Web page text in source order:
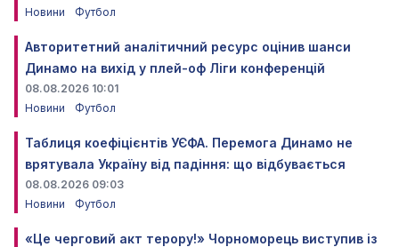
Новини
Футбол
Авторитетний аналітичний ресурс оцінив шанси
Динамо на вихід у плей-оф Ліги конференцій
08.08.2026 10:01
Новини
Футбол
Таблиця коефіцієнтів УЄФА. Перемога Динамо не
врятувала Україну від падіння: що відбувається
08.08.2026 09:03
Новини
Футбол
«Це черговий акт терору!» Чорноморець виступив із